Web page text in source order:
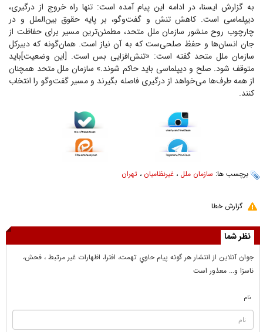
به گزارش ایسنا، در ادامه این پیام آمده است: تنها راه خروج از درگیری،
دیپلماسی است. کاهش تنش و گفت‌و‌گو، بر پایه حقوق بین‌الملل و در
چارچوب روح منشور سازمان ملل متحد، مطمئن‌ترین مسیر برای حفاظت از
جان انسان‌ها و حفظ صلحی‌ست که به آن نیاز است. همان‌گونه که دبیرکل
سازمان ملل متحد گفته است: «تنش‌افزایی بس است. [این وضعیت]باید
متوقف شود. صلح و دیپلماسی باید حاکم شوند.» سازمان ملل متحد همچنان
از همه طرف‌ها می‌خواهد از درگیری فاصله بگیرند و مسیر گفت‌و‌گو را انتخاب
کنند.
برچسب ها: سازمان ملل ، غیرنظامیان ، تهران
گزارش خطا
نظر شما
جوان آنلاين از انتشار هر گونه پيام حاوي تهمت، افترا، اظهارات غير مرتبط ، فحش،
ناسزا و... معذور است
نام